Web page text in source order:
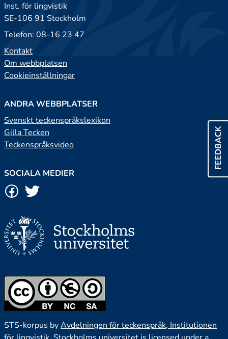
FEEDBACK
Inst. för lingvistik
SE-106 91 Stockholm
Telefon: 08-16 23 47
Kontakt
Om webbplatsen
Cookieinställningar
ANDRA WEBBPLATSER
Svenskt teckenspråkslexikon
Gilla Tecken
Teckenspråksvideo
SOCIALA MEDIER
STS-korpus byAvdelningen för teckenspråk, Institutionen